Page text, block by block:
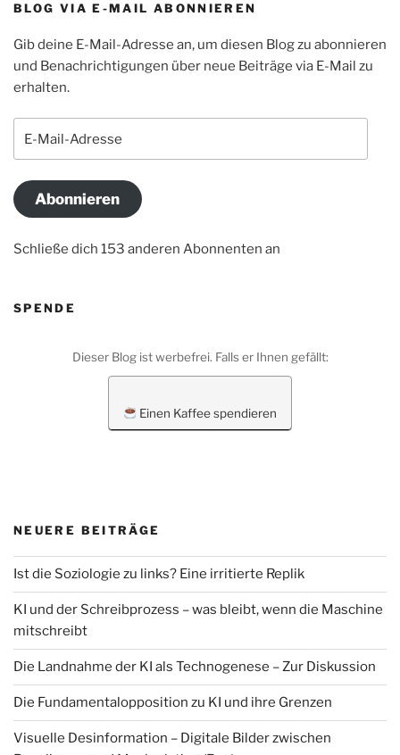
BLOG VIA E-MAIL ABONNIEREN
Gib deine E-Mail-Adresse an, um diesen Blog zu abonnieren
und Benachrichtigungen über neue Beiträge via E-Mail zu
erhalten.
Abonnieren
Schließe dich 153 anderen Abonnenten an
SPENDE
Dieser Blog ist werbefrei. Falls er Ihnen gefällt:
Einen Kaffee spendieren
NEUERE BEITRÄGE
Ist die Soziologie zu links? Eine irritierte Replik
KI und der Schreibprozess – was bleibt, wenn die Maschine
mitschreibt
Die Landnahme der KI als Technogenese – Zur Diskussion
Die Fundamentalopposition zu KI und ihre Grenzen
Visuelle Desinformation – Digitale Bilder zwischen